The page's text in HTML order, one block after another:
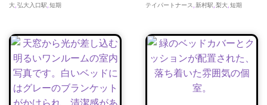
大,弘大入口駅,短期
テイパートナース,新村駅,梨大,短期